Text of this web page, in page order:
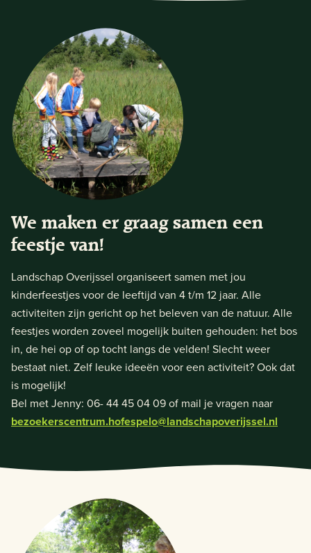
We maken er graag samen een
feestje van!
Landschap Overijssel organiseert samen met jou
kinderfeestjes voor de leeftijd van 4 t/m 12 jaar. Alle
activiteiten zijn gericht op het beleven van de natuur. Alle
feestjes worden zoveel mogelijk buiten gehouden: het bos
in, de hei op of op tocht langs de velden! Slecht weer
bestaat niet. Zelf leuke ideeën voor een activiteit? Ook dat
is mogelijk!
Bel met Jenny: 06- 44 45 04 09 of mail je vragen naar
bezoekerscentrum.hofespelo@landschapoverijssel.nl